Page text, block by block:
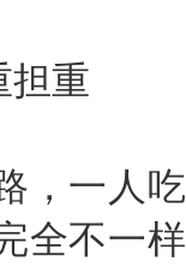
重
，一人吃
全不一样